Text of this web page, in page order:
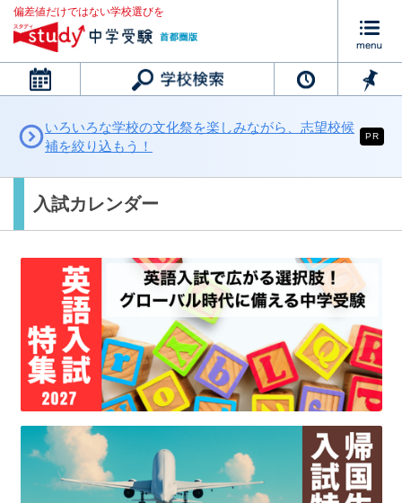
偏差値だけではない学校選びを
カレンダー
いろいろな学校の文化祭を楽しみながら、志望校候
補を絞り込もう！
PR
入試カレンダー